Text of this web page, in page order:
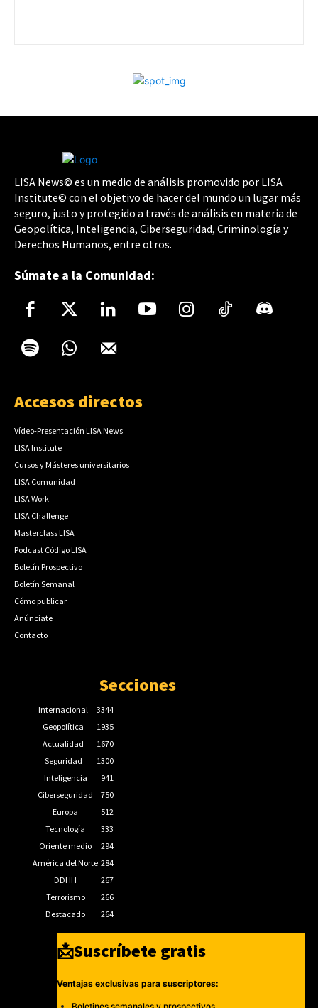
LISA News© es un medio de análisis promovido por LISA
Institute© con el objetivo de hacer del mundo un lugar más
seguro, justo y protegido a través de análisis en materia de
Geopolítica, Inteligencia, Ciberseguridad, Criminología y
Derechos Humanos, entre otros.
Súmate a la Comunidad:
Accesos directos
Vídeo-Presentación LISA News
LISA Institute
Cursos y Másteres universitarios
LISA Comunidad
LISA Work
LISA Challenge
Masterclass LISA
Podcast Código LISA
Boletín Prospectivo
Boletín Semanal
Cómo publicar
Anúnciate
Contacto
Secciones
Internacional
3344
Geopolítica
1935
Actualidad
1670
Seguridad
1300
Inteligencia
941
Ciberseguridad
750
Europa
512
Tecnología
333
Oriente medio
294
América del Norte 284
DDHH
267
Terrorismo
266
Destacado
264
📩Suscríbete gratis
Ventajas exclusivas para suscriptores: